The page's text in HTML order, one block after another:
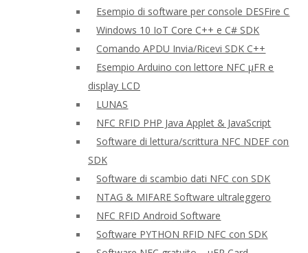
Esempio di software per console DESFire C
Windows 10 IoT Core C++ e C# SDK
Comando APDU Invia/Ricevi SDK C++
Esempio Arduino con lettore NFC μFR e
display LCD
LUNAS
NFC RFID PHP Java Applet & JavaScript
Software di lettura/scrittura NFC NDEF con
SDK
Software di scambio dati NFC con SDK
NTAG & MIFARE Software ultraleggero
NFC RFID Android Software
Software PYTHON RFID NFC con SDK